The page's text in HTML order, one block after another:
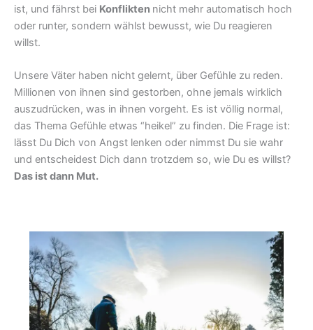
ist, und fährst bei Konflikten nicht mehr automatisch hoch
oder runter, sondern wählst bewusst, wie Du reagieren
willst.
Unsere Väter haben nicht gelernt, über Gefühle zu reden.
Millionen von ihnen sind gestorben, ohne jemals wirklich
auszudrücken, was in ihnen vorgeht. Es ist völlig normal,
das Thema Gefühle etwas “heikel” zu finden. Die Frage ist:
lässt Du Dich von Angst lenken oder nimmst Du sie wahr
und entscheidest Dich dann trotzdem so, wie Du es willst?
Das ist dann Mut.